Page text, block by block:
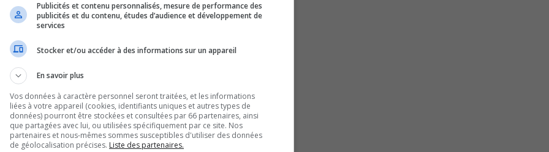
Publicités et contenu personnalisés, mesure de performance des
publicités et du contenu, études d’audience et développement de
services
Stocker et/ou accéder à des informations sur un appareil
En savoir plus
Vos données à caractère personnel seront traitées, et les informations
liées à votre appareil (cookies, identifiants uniques et autres types de
données) pourront être stockées et consultées par 66 partenaires, ainsi
que partagées avec lui, ou utilisées spécifiquement par ce site. Nos
partenaires et nous-mêmes sommes susceptibles d'utiliser des données
de géolocalisation précises. Liste des partenaires.